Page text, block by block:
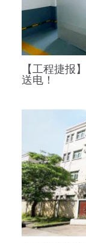
【工程捷报
送电！